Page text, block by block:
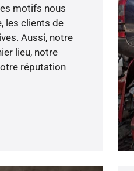
motifs nous
les clients de
Aussi, notre
lieu, notre
réputation